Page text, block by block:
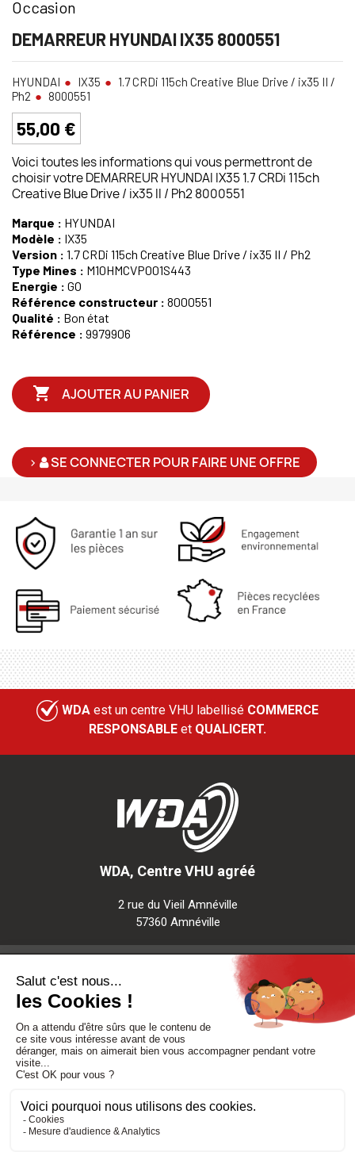
Occasion
DEMARREUR HYUNDAI IX35 8000551
HYUNDAI IX35
1.7 CRDi 115ch Creative Blue Drive / ix35 II /
Ph2
8000551
55,00 €
Voici toutes les informations qui vous permettront de
choisir votre DEMARREUR HYUNDAI IX35 1.7 CRDi 115ch
Creative Blue Drive / ix35 II / Ph2 8000551
Marque : HYUNDAI
Modèle : IX35
Version : 1.7 CRDi 115ch Creative Blue Drive / ix35 II / Ph2
Type Mines : M10HMCVP001S443
Energie : GO
Référence constructeur : 8000551
Qualité : Bon état
Référence : 9979906
 AJOUTER AU PANIER
> SE CONNECTER POUR FAIRE UNE OFFRE
WDA est un centre VHU labellisé COMMERCE
RESPONSABLE et QUALICERT.
WDA, Centre VHU agréé
2 rue du Vieil Amnéville
57360 Amnéville
Besoin d'aide